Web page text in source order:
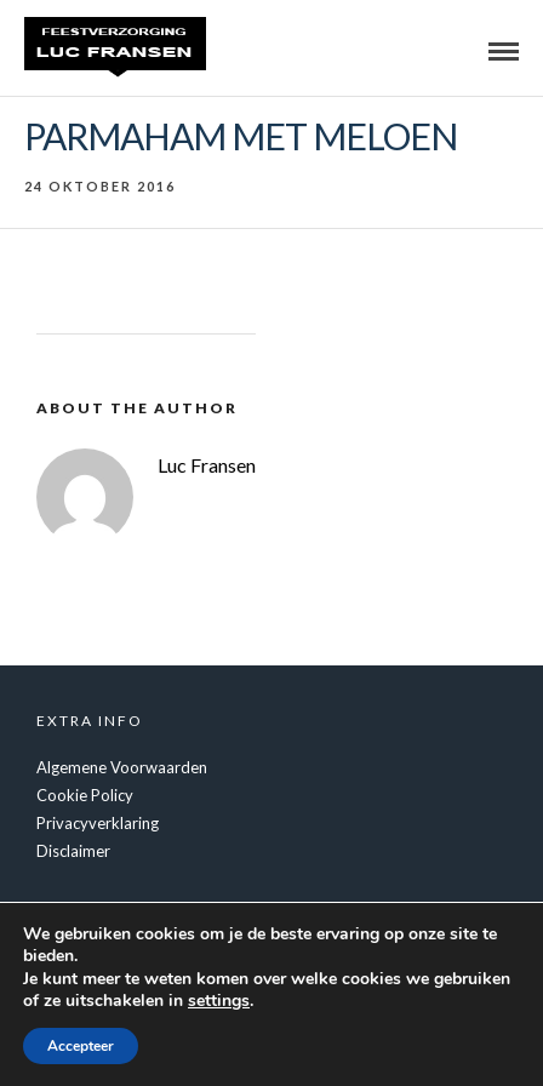
PARMAHAM MET MELOEN
24 OKTOBER 2016
ABOUT THE AUTHOR
Luc Fransen
EXTRA INFO
Algemene Voorwaarden
Cookie Policy
Privacyverklaring
Disclaimer
© Copyright
We gebruiken cookies om je de beste ervaring op onze site te
bieden.
Je kunt meer te weten komen over welke cookies we gebruiken
of ze uitschakelen in settings.
Accepteer